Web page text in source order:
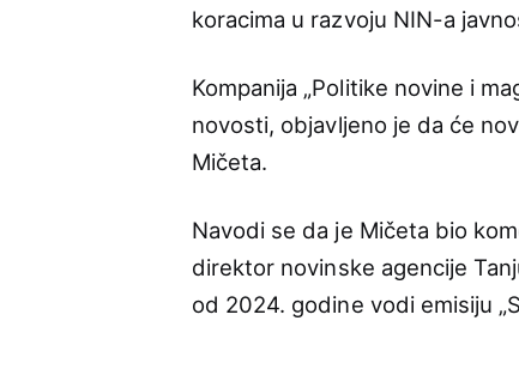
koracima u razvoju NIN-a
Kompanija „Politike novine i
novosti, objavljeno je da će
Mičeta.
Navodi se da je Mičeta bio
direktor novinske agencije
od 2024. godine vodi emisiju